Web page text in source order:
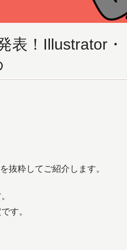
表！Illustrator・
抜粋してご紹介します。
す。